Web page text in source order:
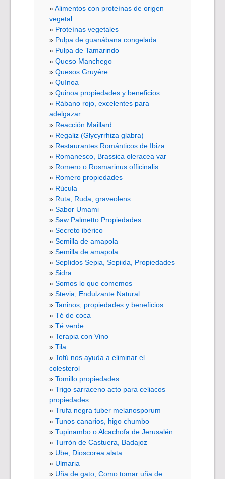
Alimentos con proteínas de origen
vegetal
Proteínas vegetales
Pulpa de guanábana congelada
Pulpa de Tamarindo
Queso Manchego
Quesos Gruyére
Quínoa
Quinoa propiedades y beneficios
Rábano rojo, excelentes para
adelgazar
Reacción Maillard
Regaliz (Glycyrrhiza glabra)
Restaurantes Románticos de Ibiza
Romanesco, Brassica oleracea var
Romero o Rosmarinus officinalis
Romero propiedades
Rúcula
Ruta, Ruda, graveolens
Sabor Umami
Saw Palmetto Propiedades
Secreto ibérico
Semilla de amapola
Semilla de amapola
Sepíidos Sepia, Sepiida, Propiedades
Sidra
Somos lo que comemos
Stevia, Endulzante Natural
Taninos, propiedades y beneficios
Té de coca
Té verde
Terapia con Vino
Tila
Tofú nos ayuda a eliminar el
colesterol
Tomillo propiedades
Trigo sarraceno acto para celiacos
propiedades
Trufa negra tuber melanosporum
Tunos canarios, higo chumbo
Tupinambo o Alcachofa de Jerusalén
Turrón de Castuera, Badajoz
Ube, Dioscorea alata
Ulmaria
Uña de gato, Como tomar uña de